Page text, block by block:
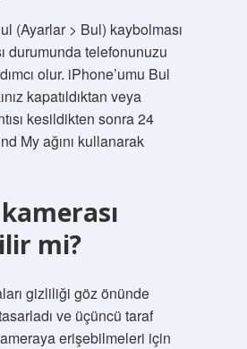
(Ayarlar > Bul) kaybolması
durumunda telefonunuzu
olur. iPhone’umu Bul
kapatıldıktan veya
kesildikten sonra 24
My ağını kullanarak
mi?
gizliliği göz önünde
ve üçüncü taraf
erişebilmeleri için